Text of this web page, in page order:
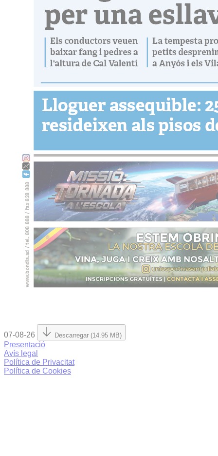
07-08-26 Descarregar (14.95 MB)
Presentació
Avís legal
Política de Privacitat
Política de Cookies